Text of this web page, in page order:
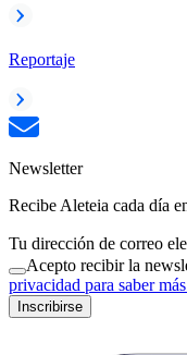
Reportaje
Newsletter
Recibe Aleteia cada día
Tu dirección de correo
Acepto recibir la
privacidad para saber
Inscribirse